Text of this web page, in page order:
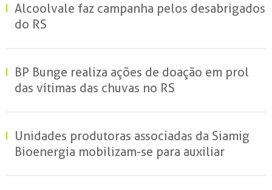
Alcoolvale faz campanha pelos desabrigados
do RS
BP Bunge realiza ações de doação em prol
das vítimas das chuvas no RS
Unidades produtoras associadas da Siamig
Bioenergia mobilizam-se para auxiliar